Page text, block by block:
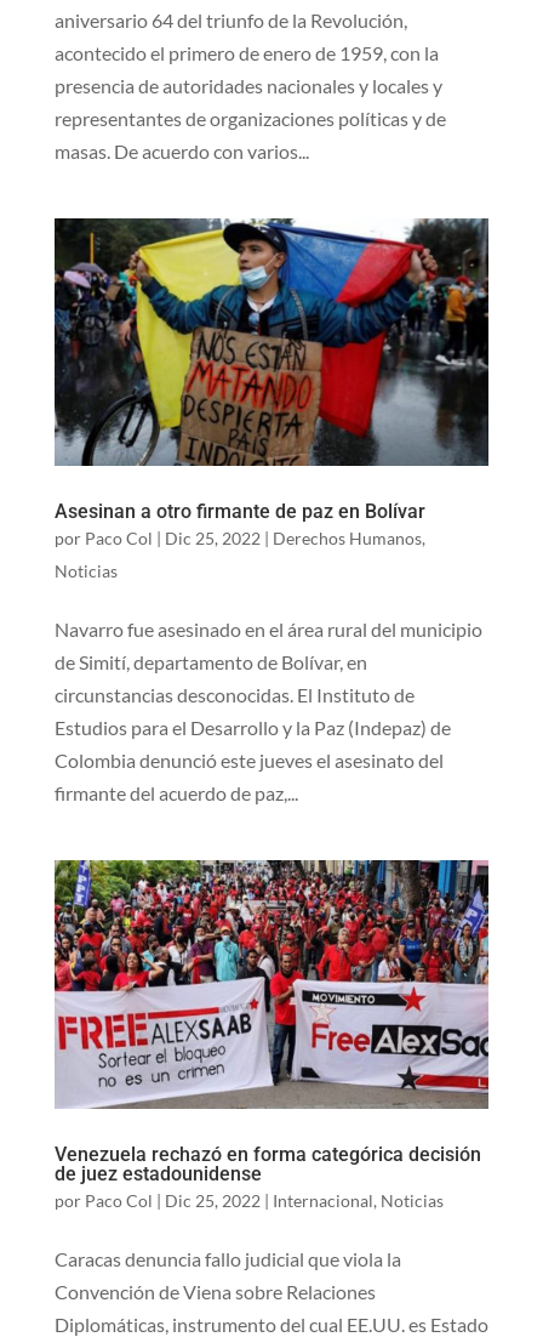
aniversario 64 del triunfo de la Revolución,
acontecido el primero de enero de 1959, con la
presencia de autoridades nacionales y locales y
representantes de organizaciones políticas y de
masas. De acuerdo con varios...
Asesinan a otro firmante de paz en Bolívar
por Paco Col | Dic 25, 2022 | Derechos Humanos,
Noticias
Navarro fue asesinado en el área rural del municipio
de Simití, departamento de Bolívar, en
circunstancias desconocidas. El Instituto de
Estudios para el Desarrollo y la Paz (Indepaz) de
Colombia denunció este jueves el asesinato del
firmante del acuerdo de paz,...
Venezuela rechazó en forma categórica decisión
de juez estadounidense
por Paco Col | Dic 25, 2022 | Internacional, Noticias
Caracas denuncia fallo judicial que viola la
Convención de Viena sobre Relaciones
Diplomáticas, instrumento del cual EE.UU. es Estado